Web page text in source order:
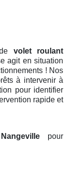
volet roulant
agit en situation
! Nos
à intervenir à
pour identifier
rapide et
pour